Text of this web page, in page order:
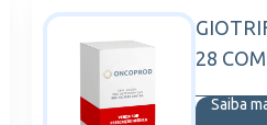
28
Saiba